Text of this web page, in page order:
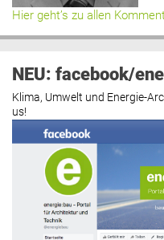
Hier geht’s zu allen
NEU: facebook/
Klima, Umwelt und Energie-
us!